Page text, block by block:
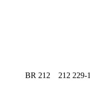
BR 212 212 229-1